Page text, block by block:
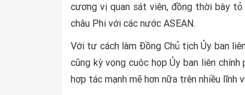
cương vị quan sát viên, đồng thời bày
châu Phi với các nước ASEAN.
Với tư cách làm Đồng Chủ tịch Ủy ban
cũng kỳ vọng cuộc họp Ủy ban liên
hợp tác mạnh mẽ hơn nữa trên nhiều lĩnh